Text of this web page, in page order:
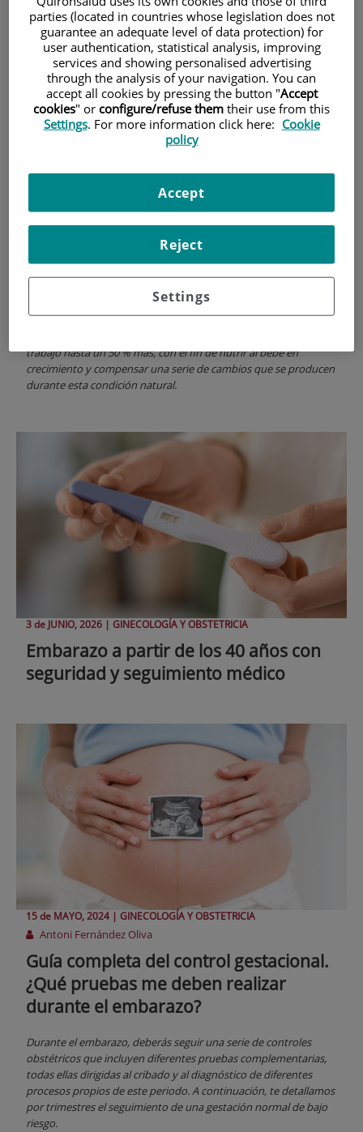
Embarazo
CARDIOLOGÍA, GINECOLOGÍA Y OBSTETRICIA,
Dra. Antonela Costa Varsi
¿Cómo afecta el embarazo al corazón?
trabajo hasta un 50 % más, con el fin de nutrir al bebé en
crecimiento y compensar una serie de cambios que se producen
durante esta condición natural.
3 deJUNIO, 2026 | GINECOLOGÍA Y OBSTETRICIA
Embarazo a partir de los 40 años con
seguridad y seguimiento médico
15 de MAYO, 2024 | GINECOLOGÍA Y OBSTETRICIA
Antoni Fernández Oliva
Guía completa del control gestacional.
¿Qué pruebas me deben realizar
durante el embarazo?
Durante el embarazo, deberás seguir una serie de controles
obstétricos que incluyen diferentes pruebas complementarias,
todas ellas dirigidas al cribado y al diagnóstico de diferentes
procesos propios de este periodo. A continuación, te detallamos
por trimestres el seguimiento de una gestación normal de bajo
riesgo.
parties (located in countries whose legislation does not
guarantee an adequate level of data protection) for
user authentication, statistical analysis, improving
services and showing personalised advertising
through the analysis of your navigation. You can
accept all cookies by pressing the button "Accept
cookies" or configure/refuse them their use from this
Settings. For more information click here: Cookie
policy
Settings
Reject
Accept